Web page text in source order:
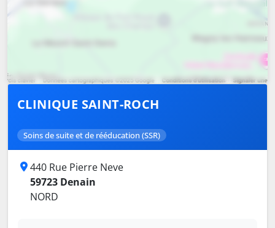
CLINIQUE SAINT-ROCH
Soins de suite et de rééducation (SSR)
440 Rue Pierre Neve
59723 Denain
NORD